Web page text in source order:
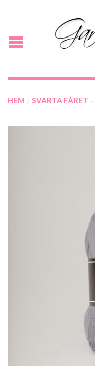
HEM / SVARTA FÅRET /